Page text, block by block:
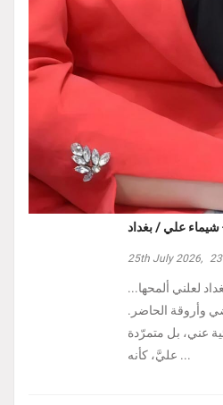
شيماء علي / بغداد
25th July 2026,
لعلني ألمحها...
وأروقة الحاضر.
عني، بل متمرّدة
عليَّ، كأنه ...